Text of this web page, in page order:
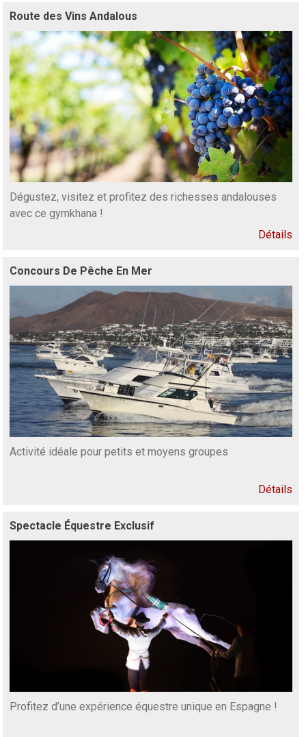
Route des Vins Andalous
Dégustez, visitez et profitez des richesses andalouses
avec ce gymkhana !
Détails
Concours De Pêche En Mer
Activité idéale pour petits et moyens groupes
Détails
Spectacle Équestre Exclusif
Profitez d’une expérience équestre unique en Espagne !